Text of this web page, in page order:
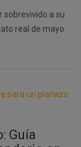
sobrevivido a su
real de mayo
Guía